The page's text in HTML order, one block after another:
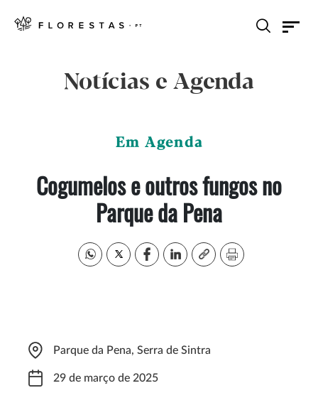
Notícias e Agenda
Em Agenda
Cogumelos e outros fungos no
Parque da Pena
Parque da Pena, Serra de Sintra
29 de março de 2025